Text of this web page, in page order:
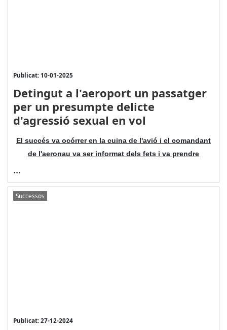
Publicat: 10-01-2025
Detingut a l'aeroport un passatger
per un presumpte delicte
d'agressió sexual en vol
El succés va ocórrer en la cuina de l'avió i el comandant
de l'aeronau va ser informat dels fets i va prendre
...
Successos
Publicat: 27-12-2024